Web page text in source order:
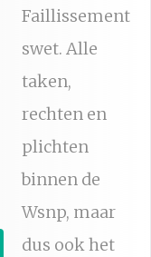
Faillissement
swet. Alle
taken,
rechten en
plichten
binnen de
Wsnp, maar
dus ook het